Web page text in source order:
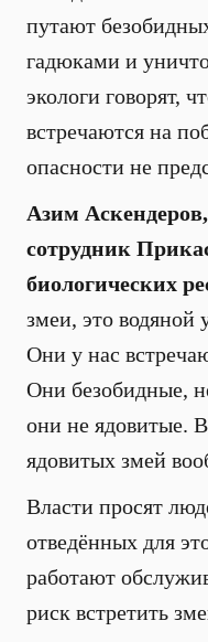
путают
гадюками и
экологи говорят,
встречаются на
опасности не
Азим
сотрудник
биологических
змеи, это
Они у нас
Они безобидные,
они не ядовитые.
ядовитых змей
Власти просят
отведённых для
работают
риск встретить